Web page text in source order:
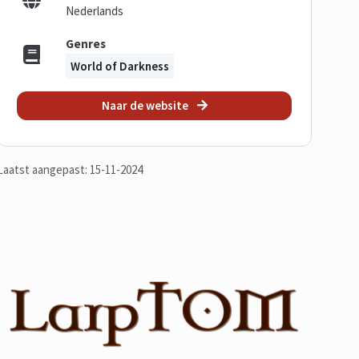
Nederlands
Genres
World of Darkness
Naar de website
aangepast: 15-11-2024